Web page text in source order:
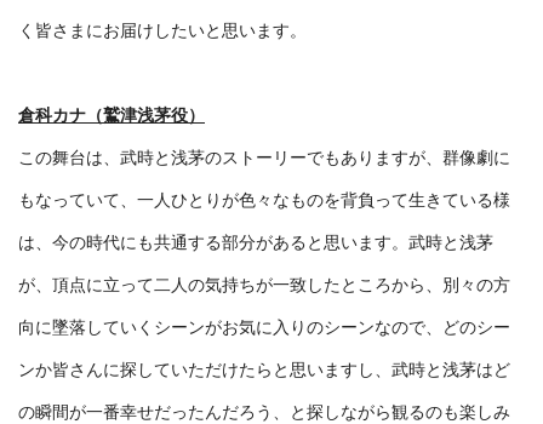
く皆さまにお届けしたいと思います。
倉科カナ（鷲津浅茅役）
この舞台は、武時と浅茅のストーリーでもありますが、群像劇に
もなっていて、一人ひとりが色々なものを背負って生きている様
は、今の時代にも共通する部分があると思います。武時と浅茅
が、頂点に立って二人の気持ちが一致したところから、別々の方
向に墜落していくシーンがお気に入りのシーンなので、どのシー
ンか皆さんに探していただけたらと思いますし、武時と浅茅はど
の瞬間が一番幸せだったんだろう、と探しながら観るのも楽しみ